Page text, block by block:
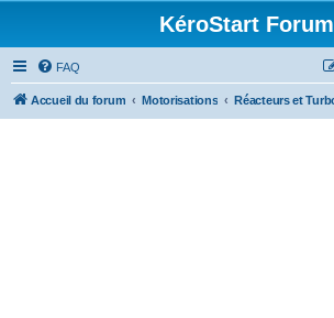
KéroStart Forum
FAQ
Accueil du forum Motorisations